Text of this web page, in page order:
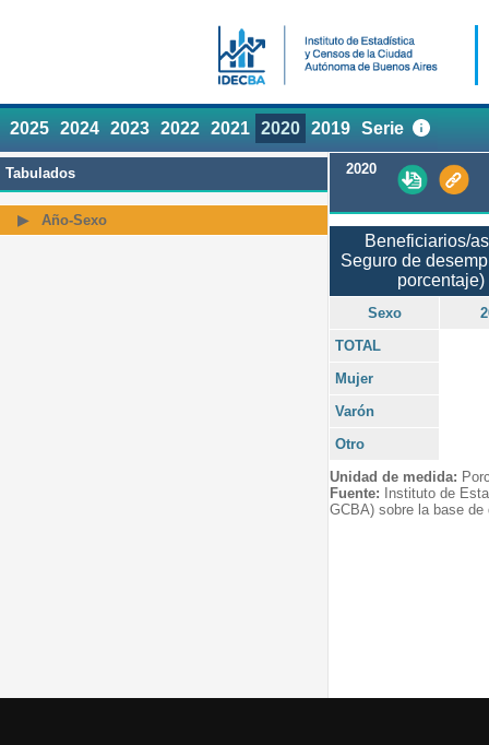
2025 2024 2023 2022 2021 2020 2019 Serie
Tabulados
Año-Sexo
2020
Beneficiarios/
Seguro de
porcentaje)
Sexo
TOTAL
Mujer
Varón
Otro
Unidad de medida:
Fuente: Instituto de
GCBA) sobre la base